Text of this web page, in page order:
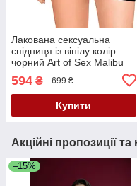
Лакована сексуальна
спідниця із вінілу колір
чорний Art of Sex Malibu
594 ₴ 699 ₴
Купити
Акційні пропозиції
–15%